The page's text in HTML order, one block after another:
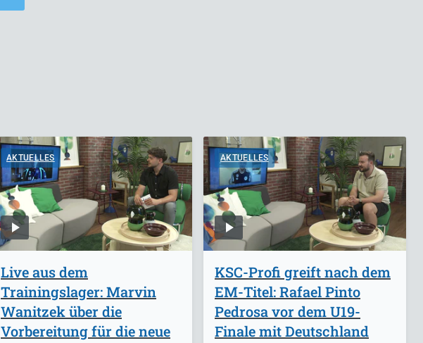
AKTUELLES
Live aus dem
Trainingslager: Marvin
Wanitzek über die
Vorbereitung für die neue
AKTUELLES
KSC-Profi greift nach dem
EM-Titel: Rafael Pinto
Pedrosa vor dem U19-
Finale mit Deutschland